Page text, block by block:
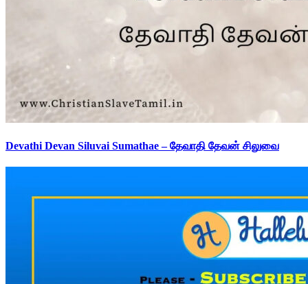
Devathi Devan Siluvai Sumathae – தேவாதி தேவன் சிலுவை